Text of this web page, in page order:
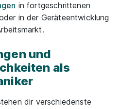
in fortgeschrittenen
in der Geräteentwicklung
und
als
dir verschiedenste